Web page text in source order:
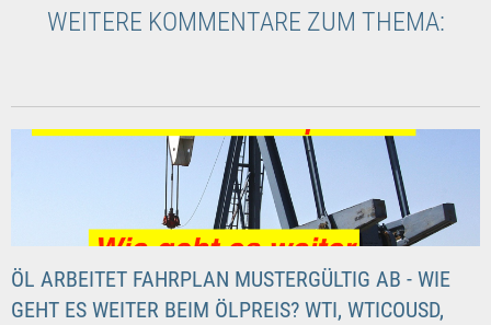
WEITERE KOMMENTARE ZUM THEMA:
ÖL ARBEITET FAHRPLAN MUSTERGÜLTIG AB - WIE
GEHT ES WEITER BEIM ÖLPREIS? WTI, WTICOUSD,